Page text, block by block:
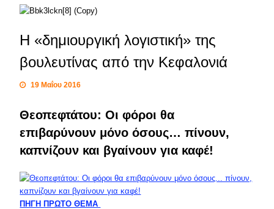
Η «δημιουργική λογιστική» της
βουλευτίνας από την Κεφαλονιά
19 Μαΐου 2016
Θεοπεφτάτου: Οι φόροι θα
επιβαρύνουν μόνο όσους… πίνουν,
καπνίζουν και βγαίνουν για καφέ!
ΠΗΓΗ ΠΡΩΤΟ ΘΕΜΑ